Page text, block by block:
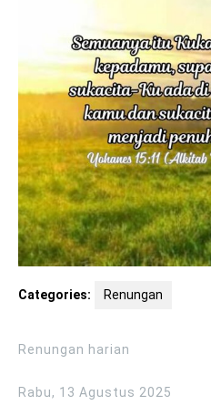
Categories: Renungan
Renungan harian
Rabu, 13 Agustus 2025